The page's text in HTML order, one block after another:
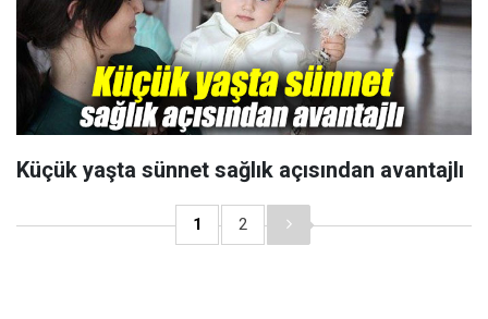
Küçük yaşta sünnet sağlık açısından avantajlı
1 2